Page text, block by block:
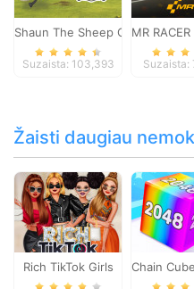
Shaun The Sheep Chick n
Suzaista: 103,393
MR
Suzaista:
Žaisti daugiau
Rich TikTok Girls Chain